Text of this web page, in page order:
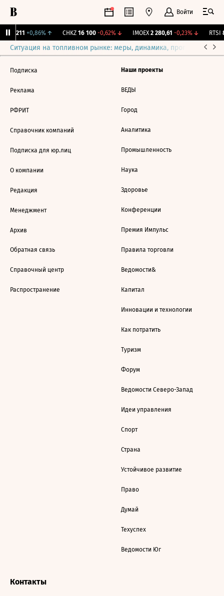
Войти
0,211 +0,86%↑ CHKZ 16 100 -0,62%↓ IMOEX 2 280,61 -0,23%↓ RTSI
Ситуация на топливном рынке: меры, динамика, прогнозы
Подписка
Реклама
РФРИТ
Справочник компаний
Подписка для юр.лиц
О компании
Редакция
Менеджмент
Архив
Обратная связь
Справочный центр
Распространение
Наши проекты
ВЕДЫ
Город
Аналитика
Промышленность
Наука
Здоровье
Конференции
Премия Импульс
Правила торговли
Ведомости&
Капитал
Инновации и технологии
Как потратить
Туризм
Форум
Ведомости Северо-Запад
Идеи управления
Спорт
Страна
Устойчивое развитие
Право
Думай
Техуспех
Ведомости Юг
Контакты